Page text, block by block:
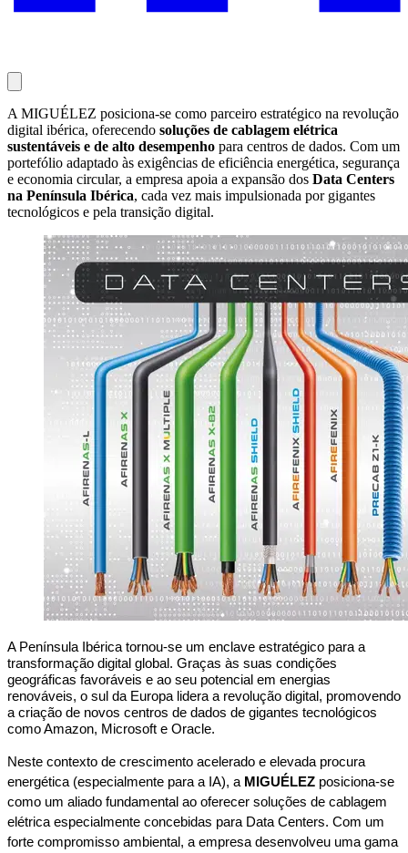
A MIGUÉLEZ posiciona-se como parceiro estratégico na revolução
digital ibérica, oferecendo soluções de cablagem elétrica
sustentáveis e de alto desempenho para centros de dados. Com um
portefólio adaptado às exigências de eficiência energética, segurança
e economia circular, a empresa apoia a expansão dos Data Centers
na Península Ibérica, cada vez mais impulsionada por gigantes
tecnológicos e pela transição digital.
A Península Ibérica tornou-se um enclave estratégico para a
transformação digital global. Graças às suas condições
geográficas favoráveis e ao seu potencial em energias
renováveis, o sul da Europa lidera a revolução digital, promovendo
a criação de novos centros de dados de gigantes tecnológicos
como Amazon, Microsoft e Oracle.
Neste contexto de crescimento acelerado e elevada procura
energética (especialmente para a IA), a MIGUÉLEZ posiciona-se
como um aliado fundamental ao oferecer soluções de cablagem
elétrica especialmente concebidas para Data Centers. Com um
forte compromisso ambiental, a empresa desenvolveu uma gama